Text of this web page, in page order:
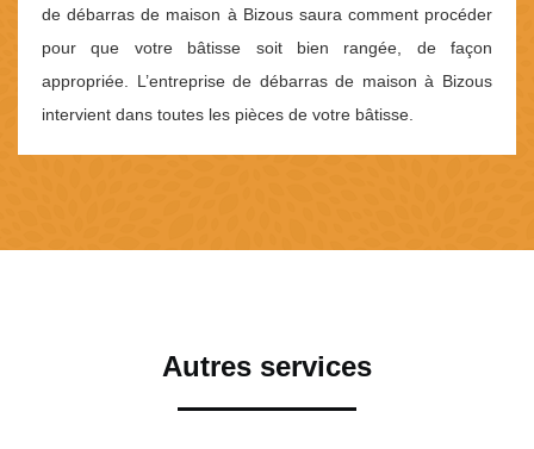
de débarras de maison à Bizous saura comment procéder
pour que votre bâtisse soit bien rangée, de façon
appropriée. L’entreprise de débarras de maison à Bizous
intervient dans toutes les pièces de votre bâtisse.
Autres services